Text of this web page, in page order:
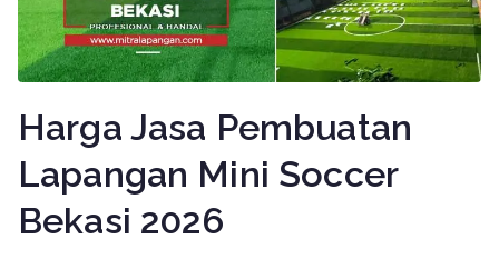
Harga Jasa Pembuatan
Lapangan Mini Soccer
Bekasi 2026